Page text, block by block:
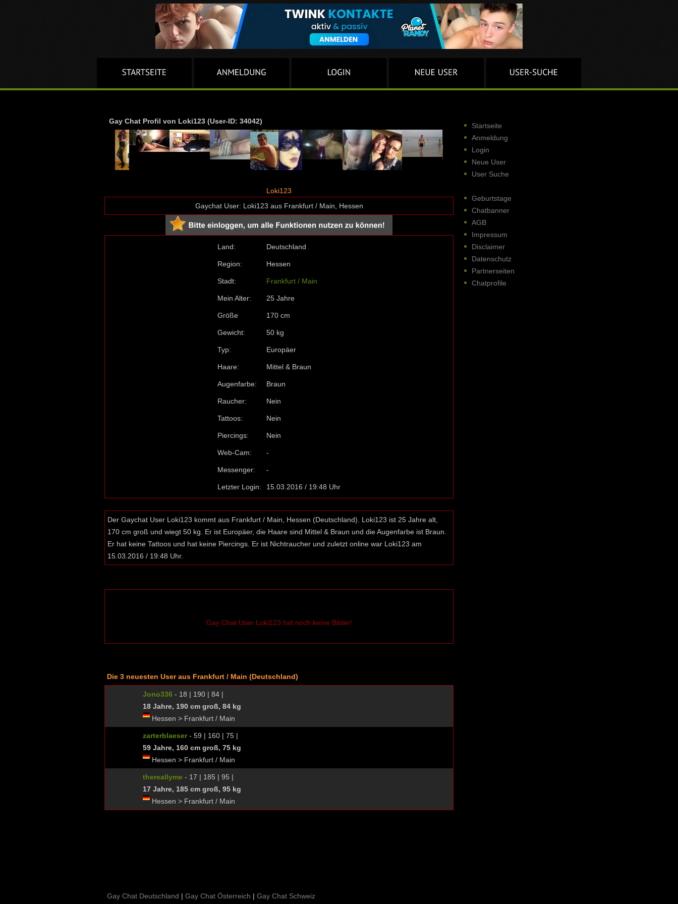
Gay Chat Profil von Loki123 (User-ID: 34042)
Loki123
Gaychat User: Loki123 aus Frankfurt / Main, Hessen
Land: Deutschland
Region: Hessen
Stadt: Frankfurt / Main
Mein Alter: 25 Jahre
Größe 170 cm
Gewicht: 50 kg
Typ: Europäer
Haare: Mittel & Braun
Augenfarbe: Braun
Raucher: Nein
Tattoos: Nein
Piercings: Nein
Web-Cam: -
Messenger: -
Letzter Login: 15.03.2016 / 19:48 Uhr
Der Gaychat User Loki123 kommt aus Frankfurt / Main, Hessen (Deutschland). Loki123 ist 25 Jahre alt,
170 cm groß und wiegt 50 kg. Er ist Europäer, die Haare sind Mittel & Braun und die Augenfarbe ist Braun.
Er hat keine Tattoos und hat keine Piercings. Er ist Nichtraucher und zuletzt online war Loki123 am
15.03.2016 / 19:48 Uhr.
Gay Chat User Loki123 hat noch keine Bilder!
Die 3 neuesten User aus Frankfurt / Main (Deutschland)
Jono336 - 18 | 190 | 84 |
18 Jahre, 190 cm groß, 84 kg
Hessen > Frankfurt / Main
zarterblaeser- 59 | 160 | 75 |
59 Jahre, 160 cm groß, 75 kg
Hessen > Frankfurt / Main
thereallyme - 17 | 185 | 95 |
17 Jahre, 185 cm groß, 95 kg
Hessen > Frankfurt / Main
Startseite
Anmeldung
Login
Neue User
User Suche
Geburtstage
Chatbanner
AGB
Impressum
Disclaimer
Datenschutz
Partnerseiten
Chatprofile
Gay Chat Deutschland | Gay Chat Österreich | Gay Chat Schweiz